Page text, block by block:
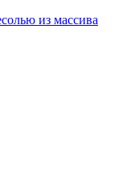
из массива